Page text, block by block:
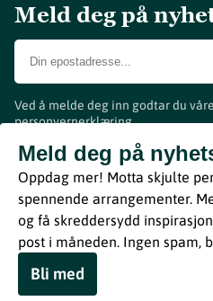
Meld deg på
Ved å melde deg inn godtar du
personvernerklæring.
Meld deg på
Oppdag mer! Motta skjulte
spennende arrangementer.
og få skreddersydd
post i måneden. Ingen spam,
Bli med
www.visitvestfold.com
Turistinformasjon
Vestfold Fylkeskommune
ByBreakfast